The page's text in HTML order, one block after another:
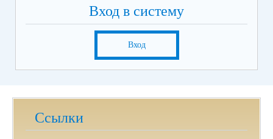
Вход в систему
Вход
Ссылки